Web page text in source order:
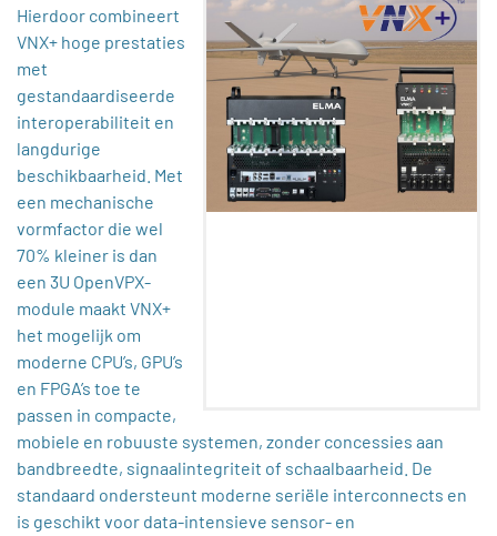
Hierdoor combineert
VNX+ hoge prestaties
met
gestandaardiseerde
interoperabiliteit en
langdurige
beschikbaarheid. Met
een mechanische
vormfactor die wel
70% kleiner is dan
een 3U OpenVPX-
module maakt VNX+
het mogelijk om
moderne CPU’s, GPU’s
en FPGA’s toe te
passen in compacte,
mobiele en robuuste systemen, zonder concessies aan
bandbreedte, signaalintegriteit of schaalbaarheid. De
standaard ondersteunt moderne seriële interconnects en
is geschikt voor data-intensieve sensor- en